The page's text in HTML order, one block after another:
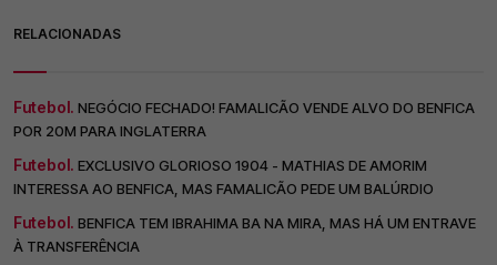
RELACIONADAS
Futebol. NEGÓCIO FECHADO! FAMALICÃO VENDE ALVO DO BENFICA
POR 20M PARA INGLATERRA
Futebol. EXCLUSIVO GLORIOSO 1904 - MATHIAS DE AMORIM
INTERESSA AO BENFICA, MAS FAMALICÃO PEDE UM BALÚRDIO
Futebol. BENFICA TEM IBRAHIMA BA NA MIRA, MAS HÁ UM ENTRAVE
À TRANSFERÊNCIA